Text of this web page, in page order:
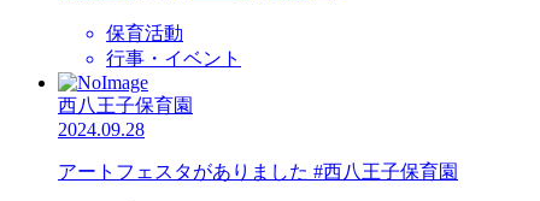
保育活動
行事・イベント
西八王子保育園
2024.09.28
アートフェスタがありました #西八王子保育園